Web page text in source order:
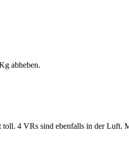
abheben.
4 VRs sind ebenfalls in der Luft.